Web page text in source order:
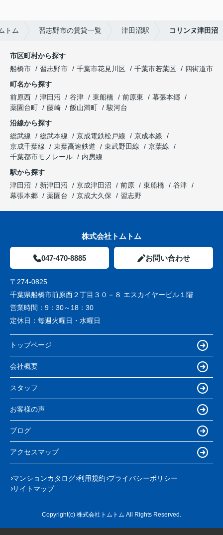
トム 習志野市の賃貸一覧 津田沼駅 コリンヌ津田沼
市区町村から探す
船橋市
習志野市 千葉市花見川区 千葉市若葉区
四街道市
町名から探す
前原西
津田沼 谷津 東船橋 前原東
幕張本郷
薬園台町
藤崎 飯山満町
駿河台
沿線から探す
総武線
総武本線 京成電鉄松戸線
京成本線
京成千葉線
東葉高速鉄道 東武野田線
京葉線
千葉都市モノレール
内房線
駅から探す
津田沼
新津田沼 京成津田沼 前原 東船橋
谷津
幕張本郷
薬園台 京成大久保 習志野
株式会社トムトム
047-470-8885 お問い合わせ
〒274-0825
千葉県船橋市前原西２丁目３０－８ エスカイヤービル１階
営業時間： 9：30～18：30
定休日： 毎週火曜日・水曜日
トップページ
会社概要
スタッフ
お客様の声
ブログ
アクセスマップ
マンションカタログ 利用規約 プライバシーポリシー
サイトマップ
Copyright(c) 株式会社トムトム All Rights Reserved.